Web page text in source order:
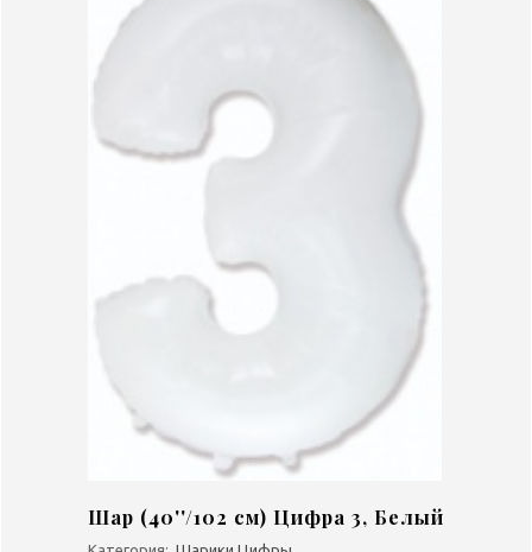
Шар (40''/102 см) Цифра 3, Белый